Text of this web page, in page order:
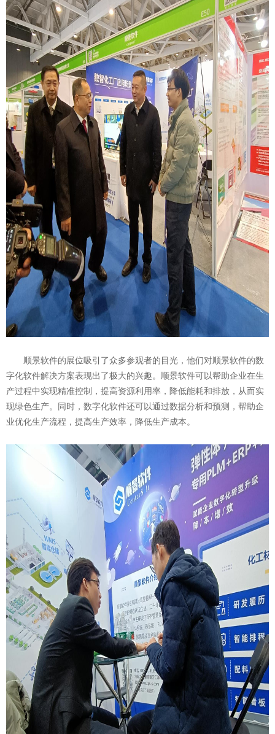
顺景软件的展位吸引了众多参观者的目光，他们对顺景软件的数
字化软件解决方案表现出了极大的兴趣。顺景软件可以帮助企业在生
产过程中实现精准控制，提高资源利用率，降低能耗和排放，从而实
现绿色生产。同时，数字化软件还可以通过数据分析和预测，帮助企
业优化生产流程，提高生产效率，降低生产成本。